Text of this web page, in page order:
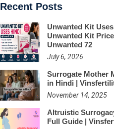
Recent Posts
Unwanted Kit
Unwanted Kit
Unwanted 72
July 6, 2026
Surrogate Mother
in Hindi |
November 14, 2025
Altruistic
Full Guide |